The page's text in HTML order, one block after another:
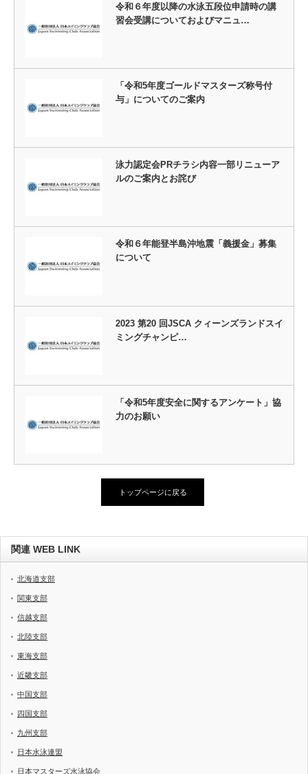
令和６年度以降の水泳五段位申請時の講
習会受講についておよびマニュ…
「令和5年度ゴールドマスターズ称号付
与」についてのご案内
泳力認定会PRチラシ内容一部リニューア
ルのご案内とお詫び
令和６年能登半島沖地震「義援金」募集
について
2023 第20 回JSCA クィーンズランドスイ
ミングチャンピ…
「令和5年度安全に関するアンケート」協
力のお願い
トップページに戻る
関連 WEB LINK
北海道支部
関東支部
信越支部
北陸支部
東海支部
近畿支部
中国支部
四国支部
九州支部
日本水泳連盟
日本マスターズ水泳協会